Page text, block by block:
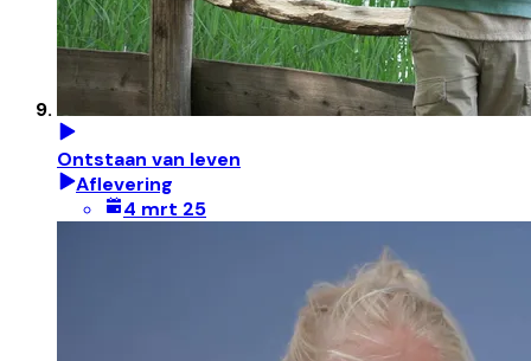
Ontstaan van leven
Aflevering
4 mrt 25